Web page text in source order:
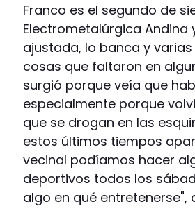
Franco es el segundo de
Electrometalúrgica
ajustada, lo banca y
cosas que faltaron en
surgió porque veía que
especialmente porque
que se drogan en las
estos últimos tiempos
vecinal podíamos hacer
deportivos todos los
algo en qué entretenerse",